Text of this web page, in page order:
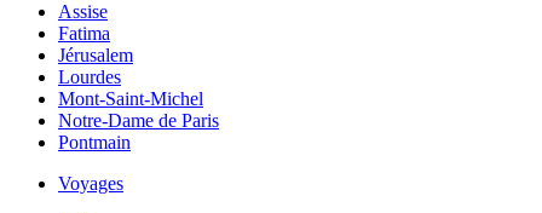
Assise
Fatima
Jérusalem
Lourdes
Mont-Saint-Michel
Notre-Dame de Paris
Pontmain
Voyages